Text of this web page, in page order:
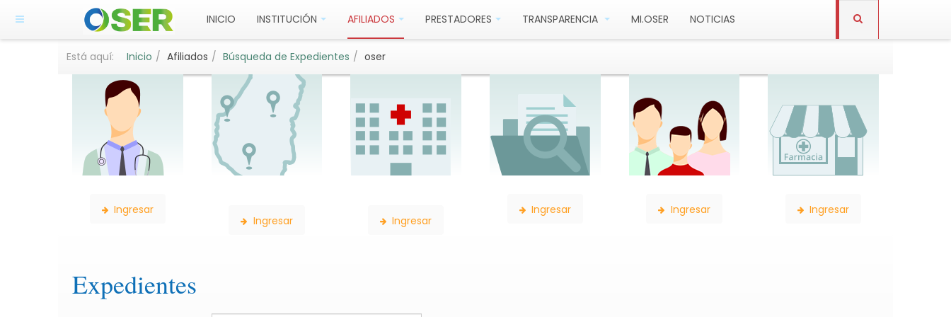
INICIO INSTITUCIÓN AFILIADOS PRESTADORES TRANSPARENCIA MI.OSER NOTICIAS
Está aquí: Inicio Afiliados Búsqueda de Expedientes oser
Ingresar
Ingresar Ingresar
Ingresar Ingresar Ingresar
Expedientes